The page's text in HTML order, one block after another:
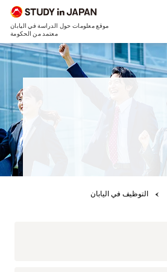
موقع معلومات حول الدراسة في اليابان
معتمد من الحكومة
التوظيف في اليابان